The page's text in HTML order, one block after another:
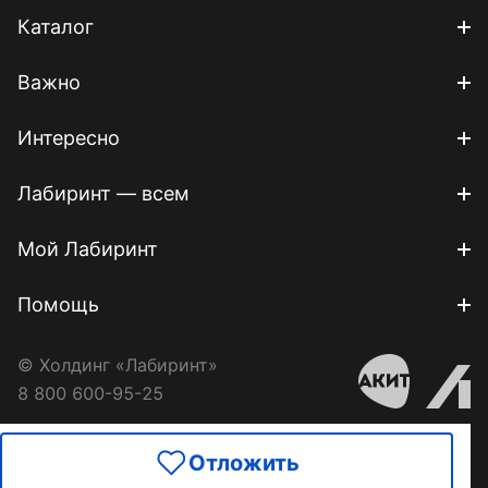
Отложить
Каталог
Важно
Интересно
Лабиринт — всем
Мой Лабиринт
Помощь
© Холдинг «Лабиринт»
8 800 600-95-25